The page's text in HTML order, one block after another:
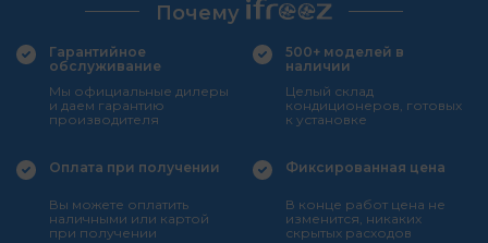
Почему
Гарантийное
обслуживание
Мы официальные дилеры
и даем гарантию
производителя
500+ моделей в
наличии
Целый склад
кондиционеров, готовых
к установке
Оплата при получении
Вы можете оплатить
наличными или картой
при получении
Фиксированная цена
В конце работ цена не
изменится, никаких
скрытых расходов